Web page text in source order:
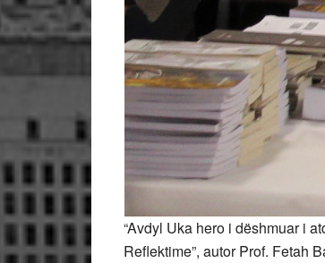
“Avdyl Uka hero i dëshmuar i
Reflektime”, autor Prof. Fetah